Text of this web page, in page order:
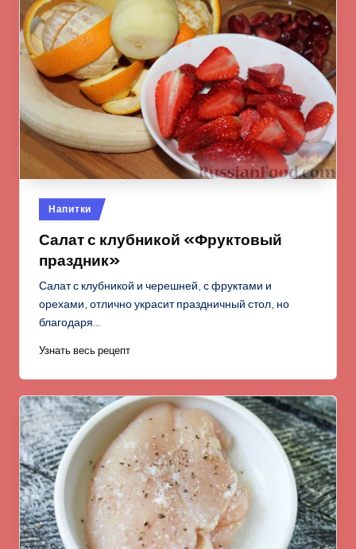
Опубликовано
в
Напитки
Салат с клубникой «Фруктовый
праздник»
Салат с клубникой и черешней, с фруктами и
орехами, отлично украсит праздничный стол, но
благодаря…
Узнать весь рецепт